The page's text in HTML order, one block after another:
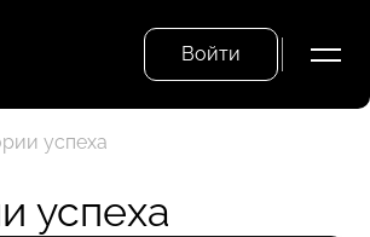
Войти
успеха
успеха